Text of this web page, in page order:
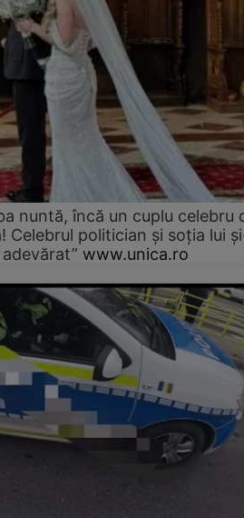
nuntă, încă un cuplu celebru
Celebrul politician și soția lui
www.unica.ro